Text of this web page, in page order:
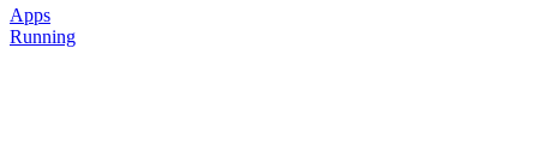
Apps
Running